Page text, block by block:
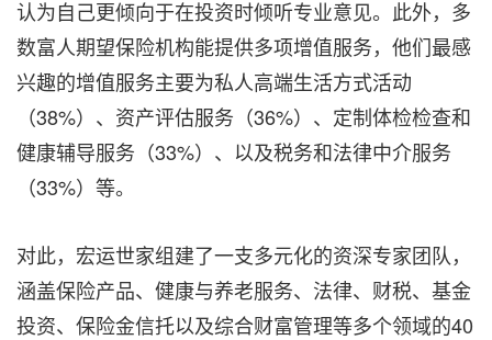
认为自己更倾向于在投资时倾听专业意见。此外，多
数富人期望保险机构能提供多项增值服务，他们最感
兴趣的增值服务主要为私人高端生活方式活动
（38%）、资产评估服务（36%）、定制体检检查和
健康辅导服务（33%）、以及税务和法律中介服务
（33%）等。
对此，宏运世家组建了一支多元化的资深专家团队，
涵盖保险产品、健康与养老服务、法律、财税、基金
投资、保险金信托以及综合财富管理等多个领域的40